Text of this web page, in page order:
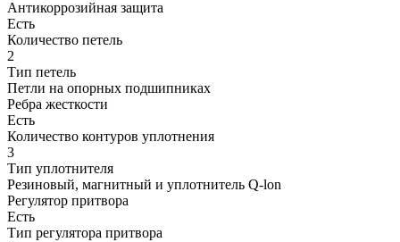
Антикоррозийная защита
Есть
Количество петель
2
Тип петель
Петли на опорных подшипниках
Ребра жесткости
Есть
Количество контуров уплотнения
3
Тип уплотнителя
Резиновый, магнитный и уплотнитель Q-lon
Регулятор притвора
Есть
Тип регулятора притвора